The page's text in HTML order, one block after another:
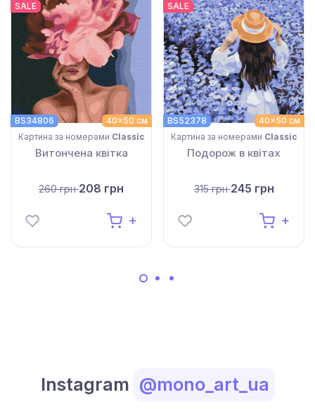
SALE
40x50 см
BS34806
Картина за номерами Classic
Витончена квітка
260 грн208 грн
SALE
40x50 см
BS52378
Картина за номерами Classic
Подорож в квітах
315 грн245 грн
Instagram @mono_art_ua